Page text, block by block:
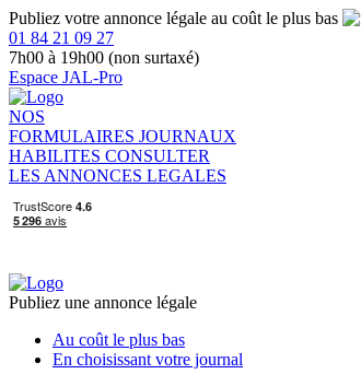
Publiez votre annonce légale au coût le plus bas
01 84 21 09 27
7h00 à 19h00 (non surtaxé)
Espace JAL-Pro
NOS
FORMULAIRES JOURNAUX
HABILITES CONSULTER
LES ANNONCES LEGALES
Publiez une annonce légale
Au coût le plus bas
En choisissant votre journal